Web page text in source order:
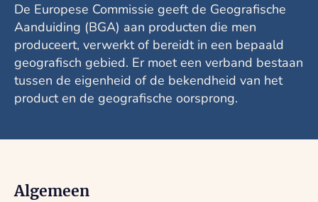
De Europese Commissie geeft de Geografische
Aanduiding (BGA) aan producten die men
produceert, verwerkt of bereidt in een bepaald
geografisch gebied. Er moet een verband bestaan
tussen de eigenheid of de bekendheid van het
product en de geografische oorsprong.
Algemeen